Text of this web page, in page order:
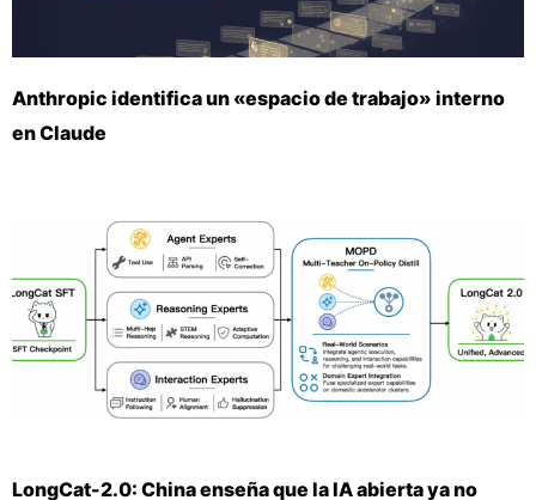
Anthropic identifica un «espacio de trabajo» interno
en Claude
LongCat-2.0: China enseña que la IA abierta ya no